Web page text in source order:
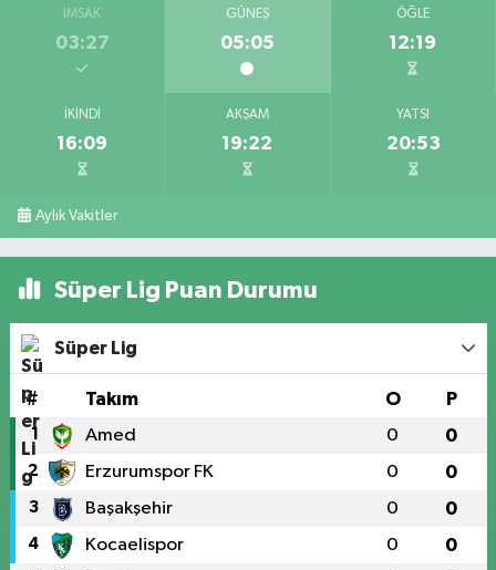
İMSAK
03:27
GÜNEŞ
05:05
ÖĞLE
12:19
İKINDI
16:09
AKŞAM
19:22
YATSI
20:53
Aylık Vakitler
Süper Lig Puan Durumu
Süper Lig
# Takım O P
1 Amed 0 0
2 Erzurumspor FK 0 0
3 Başakşehir 0 0
4 Kocaelispor 0 0